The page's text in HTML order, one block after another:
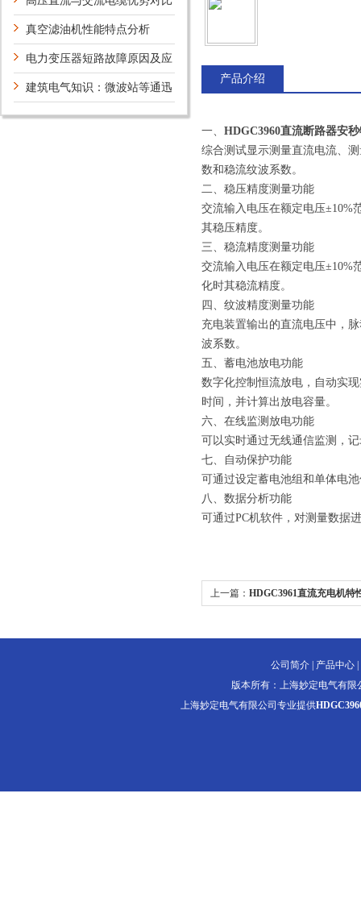
直流输电技术的优点
真空滤油机性能特点分析
电力变压器短路故障原因及应
对策略
建筑电气知识：微波站等通迅
枢纽建筑物的防雷规定
产品介绍
一、 HDGC3960直流断路器安
综合测试显示测量直流电流、
数和稳流纹波系数。
二、稳压精度测量功能
交流输入电压在额定电压±10%
其稳压精度。
三、稳流精度测量功能
交流输入电压在额定电压±10%
化时其稳流精度。
四、纹波精度测量功能
充电装置输出的直流电压中，
波系数。
五、蓄电池放电功能
数字化控制恒流放电，自动实
时间，并计算出放电容量。
六、在线监测放电功能
可以实时通过无线通信监测，
七、自动保护功能
可通过设定蓄电池组和单体电
八、数据分析功能
可通过PC机软件，对测量数据
上一篇： HDGC3961直流充电机特
公司简介 产品中心
版本所有：上海妙定电气有
上海妙定电气有限公司专业提供